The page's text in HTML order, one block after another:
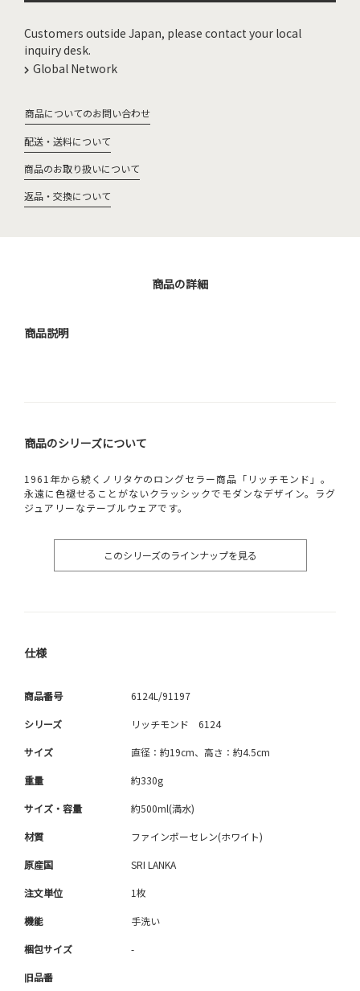
Customers outside Japan, please contact your local
inquiry desk.
Global Network
商品についてのお問い合わせ
配送・送料について
商品のお取り扱いについて
返品・交換について
商品の詳細
商品説明
商品のシリーズについて
1961年から続くノリタケのロングセラー商品「リッチモンド」。
永遠に色褪せることがないクラッシックでモダンなデザイン。ラグ
ジュアリーなテーブルウェアです。
このシリーズのラインナップを見る
仕様
商品番号 6124L/91197
シリーズ リッチモンド 6124
サイズ 直径：約19cm、高さ：約4.5cm
重量 約330g
サイズ・容量 約500ml(満水)
材質 ファインポーセレン(ホワイト)
原産国 SRI LANKA
注文単位 1枚
機能 手洗い
梱包サイズ -
旧品番